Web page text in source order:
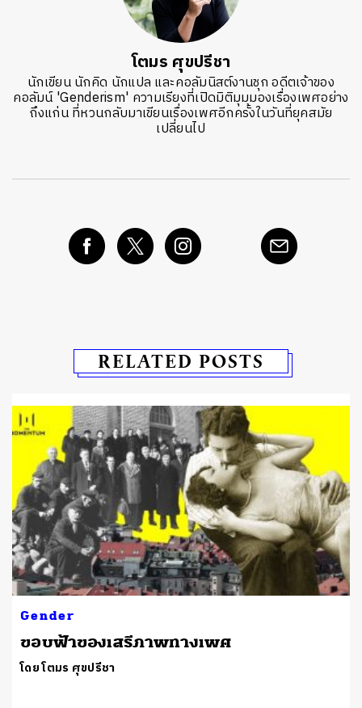
โตมร ศุขปรีชา
นักเขียน นักคิด นักแปล และคอลัมนิสต์งานชุก อดีตเจ้าของ
คอลัมน์ 'Genderism' ความเรียงที่เปิดมิติมุมมองเรื่องเพศอย่าง
ถึงแก่น ที่หวนกลับมาเขียนเรื่องเพศอีกครั้งในวันที่ยุคสมัย
เปลี่ยนไป
RELATED POSTS
Gender
ขอบฟ้าของเสรีภาพทางเพศ
โดย โตมร ศุขปรีชา